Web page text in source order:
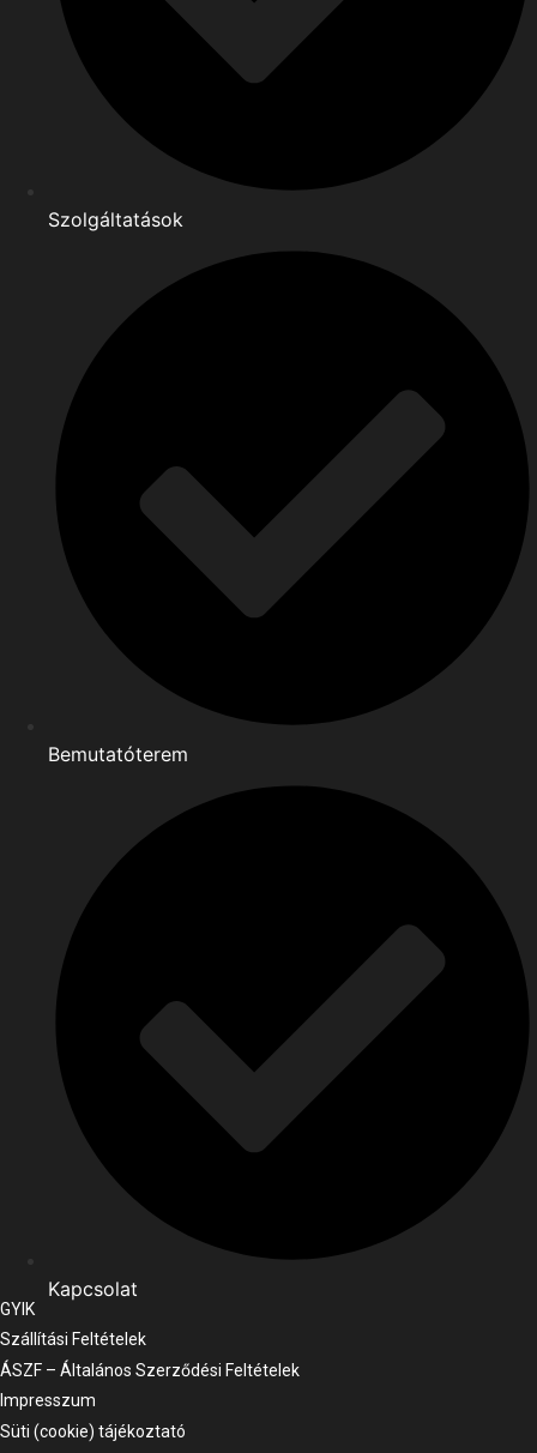
Szolgáltatások
Bemutatóterem
Kapcsolat
GYIK
Szállítási Feltételek
ÁSZF – Általános Szerződési Feltételek
Impresszum
Süti (cookie) tájékoztató